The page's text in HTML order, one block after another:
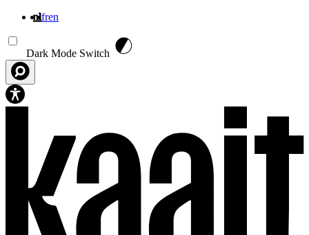
nlfren
Dark Mode Switch